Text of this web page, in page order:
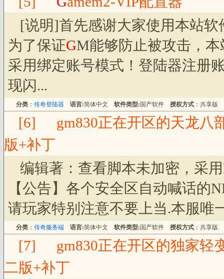
[说明]首先感谢大家使用本站
为了保证GM能够防止被攻击，
采用绑定账号模式！登陆器注册
现闪...
分类： 传奇登陆器 语言:简体中文 软件类型: 国产软件 授权方式：共享版
[6]
gm830正在开区的天龙八
版+补丁
编辑著：查看脚本未加密，采
【公告】各个安全区自动喊话的
请玩家特别注意不要上当.本服唯
分类： 传奇服务端 语言:简体中文 软件类型: 国产软件 授权方式：共享版
[7]
gm830正在开区的独家轻
二版+补丁